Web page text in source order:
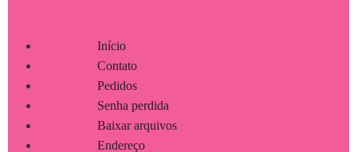
Início
Contato
Pedidos
Senha perdida
Baixar arquivos
Endereço